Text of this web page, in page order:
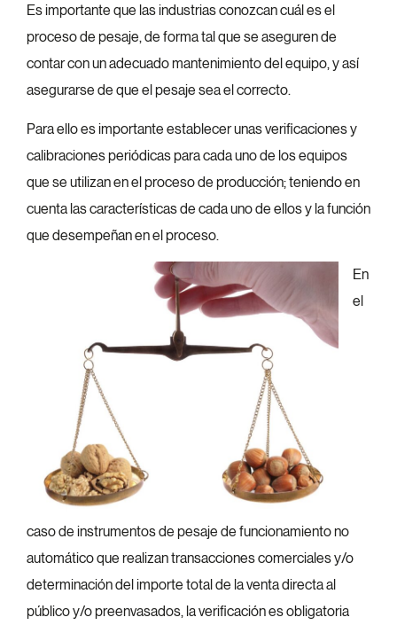
Es importante que las industrias conozcan cuál es el
proceso de pesaje, de forma tal que se aseguren de
contar con un adecuado mantenimiento del equipo, y así
asegurarse de que el pesaje sea el correcto.
Para ello es importante establecer unas verificaciones y
calibraciones periódicas para cada uno de los equipos
que se utilizan en el proceso de producción; teniendo en
cuenta las características de cada uno de ellos y la función
que desempeñan en el proceso.
En
el
caso de instrumentos de pesaje de funcionamiento no
automático que realizan transacciones comerciales y/o
determinación del importe total de la venta directa al
público y/o preenvasados, la verificación es obligatoria